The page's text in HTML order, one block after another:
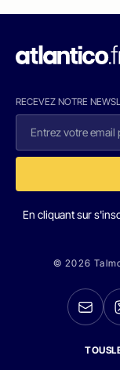
RECEVEZ NOTRE
En cliquant sur
© 2026